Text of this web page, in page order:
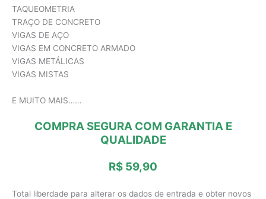
TAQUEOMETRIA
TRAÇO DE CONCRETO
VIGAS DE AÇO
VIGAS EM CONCRETO ARMADO
VIGAS METÁLICAS
VIGAS MISTAS
E MUITO MAIS……
COMPRA SEGURA COM GARANTIA E
QUALIDADE
R$ 59,90
Total liberdade para alterar os dados de entrada e obter novos